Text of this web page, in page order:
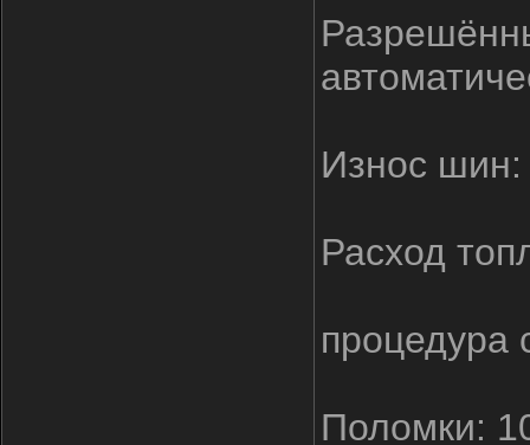
Износ шин:
Расход
процедура
Поломки: